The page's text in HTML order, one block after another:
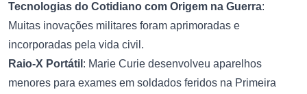
Tecnologias do Cotidiano com Origem na Guerra:
Muitas inovações militares foram aprimoradas e
incorporadas pela vida civil.
Raio-X Portátil : Marie Curie desenvolveu aparelhos
menores para exames em soldados feridos na Primeira